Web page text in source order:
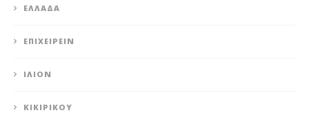
ΕΛΛΆΔΑ
ΕΠΙΧΕΙΡΕΊΝ
ΊΛΙΟΝ
ΚΙΚΙΡΙΚΟΥ